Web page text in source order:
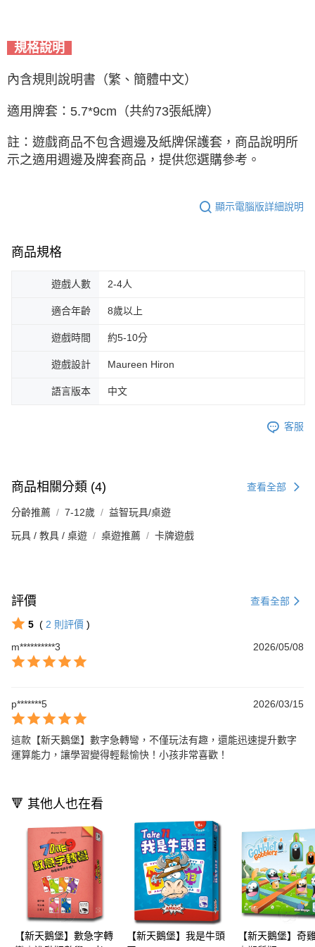
規格說明
內含規則說明書（繁、簡體中文）
適用牌套：5.7*9cm（共約73張紙牌）
註：遊戲商品不包含週邊及紙牌保護套，商品說明所
示之適用週邊及牌套商品，提供您選購參考。
顯示電腦版詳細說明
商品規格
遊戲人數 2-4人
適合年齡 8歲以上
遊戲時間 約5-10分
遊戲設計 Maureen Hiron
語言版本 中文
客服
商品相關分類 (4) 查看全部
分齡推薦 7-12歲 益智玩具/桌遊
玩具 / 教具 / 桌遊 桌遊推薦 卡牌遊戲
評價 查看全部
5 ( 2 則評價 )
m**********3
2026/05/08
p*******5 2026/03/15
這款【新天鵝堡】數字急轉彎，不僅玩法有趣，還能迅速提升數字
運算能力，讓學習變得輕鬆愉快！小孩非常喜歡！
🔻 其他人也在看
【新天鵝堡】數急字轉
【新天鵝堡】我是牛頭
【新天鵝堡】奇